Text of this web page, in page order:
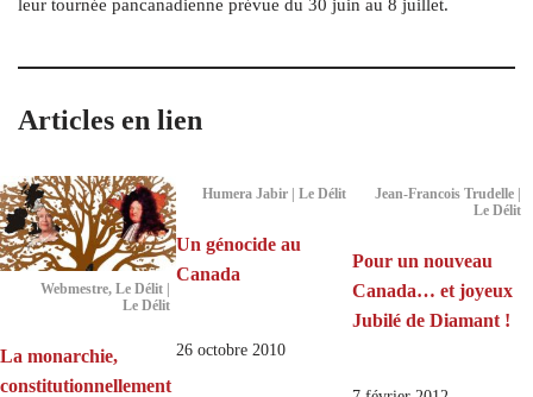
leur tournée pancanadienne prévue du 30 juin au 8 juillet.
Articles en lien
Webmestre, Le Délit |
Le Délit
La monarchie,
constitutionnellement
Humera Jabir | Le Délit
Un génocide au
Canada
26 octobre 2010
Jean-Francois Trudelle |
Le Délit
Pour un nouveau
Canada… et joyeux
Jubilé de Diamant !